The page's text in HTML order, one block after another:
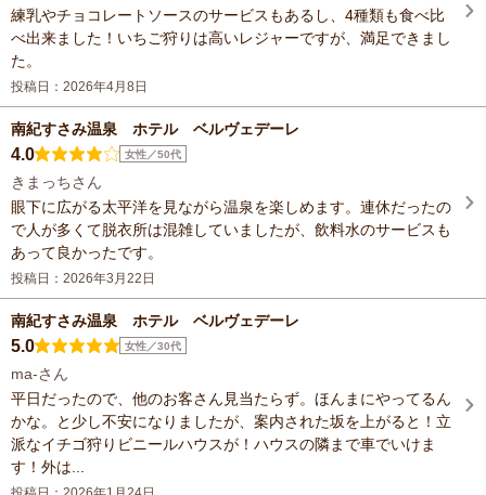
練乳やチョコレートソースのサービスもあるし、4種類も食べ比
べ出来ました！いちご狩りは高いレジャーですが、満足できまし
た。
投稿日：2026年4月8日
南紀すさみ温泉 ホテル ベルヴェデーレ
4.0 女性／50代
きまっちさん
眼下に広がる太平洋を見ながら温泉を楽しめます。連休だったの
で人が多くて脱衣所は混雑していましたが、飲料水のサービスも
あって良かったです。
投稿日：2026年3月22日
南紀すさみ温泉 ホテル ベルヴェデーレ
5.0 女性／30代
ma-さん
平日だったので、他のお客さん見当たらず。ほんまにやってるん
かな。と少し不安になりましたが、案内された坂を上がると！立
派なイチゴ狩りビニールハウスが！ハウスの隣まで車でいけま
す！外は...